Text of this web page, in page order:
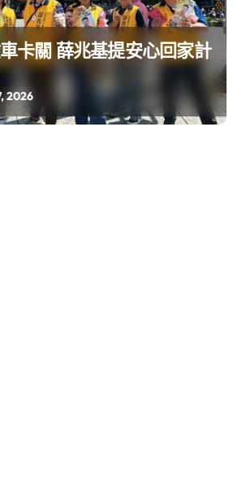
卡關 薛兆基提安心回家計
2026